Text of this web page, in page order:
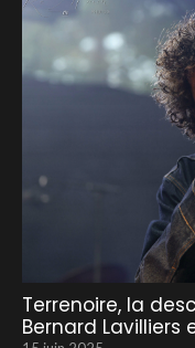
Terrenoire, la
Bernard Lavilliers